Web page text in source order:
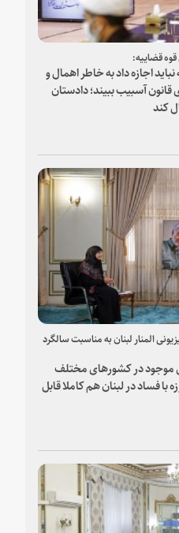
قضاییه:
اجازه داد به خاطر اهمال و
آسبیب ببیند؛ دادستان
کند
المنار لبنان به مناسبت سالگرد
موجود در کشورهای مختلف
با فساد در لبنان هم کاملا قابل